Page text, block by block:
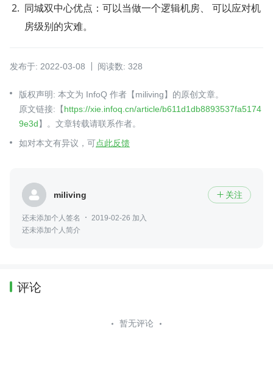
同城双中心优点：可以当做一个逻辑机房、 可以应对机
房级别的灾难。
发布于: 2022-03-08 阅读数: 328
版权声明: 本文为 InfoQ 作者【miliving】的原创文章。
原文链接:【https://xie.infoq.cn/article/b611d1db8893537fa5174
9e3d】。文章转载请联系作者。
如对本文有异议，可点此反馈
miliving  关注
还未添加个人签名
2019-02-26 加入
还未添加个人简介
评论
暂无评论